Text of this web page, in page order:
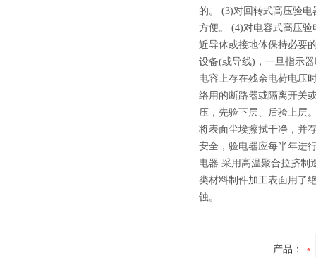
的。 (3)对回转式高压验
方便。 (4)对电容式高压
近导体或接地体保持必要
设备(或导线)，一旦指示
电容上存在残余电荷电压
络用的断路器或隔离开关
压，先验下层、后验上层
将表面尘埃擦拭干净，并
安全，验电器应每半年进
电器 采用高温聚合拉挤制
类材料制件加工表面用了
蚀。
产品：